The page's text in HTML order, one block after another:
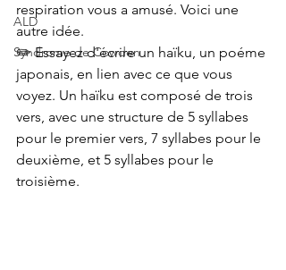
ALD
Syndrome de Cowden
respiration vous a amusé. Voici une
autre idée.
✏️ Essayez d'écrire un haïku, un poéme
japonais, en lien avec ce que vous
voyez. Un haïku est composé de trois
vers, avec une structure de 5 syllabes
pour le premier vers, 7 syllabes pour le
deuxième, et 5 syllabes pour le
troisième.